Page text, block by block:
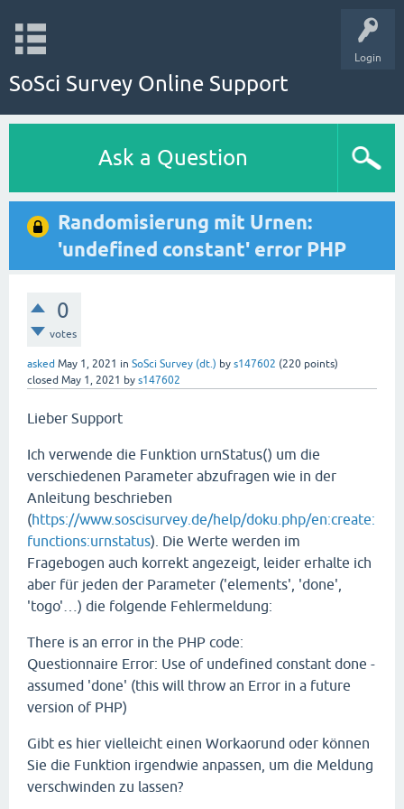
Login
SoSci Survey Online Support
Ask a Question
Randomisierung mit Urnen:
'undefined constant' error PHP
0
votes
asked May 1, 2021 in SoSci Survey (dt.) by s147602 (220 points)
closed May 1, 2021 by s147602
Lieber Support
Ich verwende die Funktion urnStatus() um die
verschiedenen Parameter abzufragen wie in der
Anleitung beschrieben
(https://www.soscisurvey.de/help/doku.php/en:create:
functions:urnstatus). Die Werte werden im
Fragebogen auch korrekt angezeigt, leider erhalte ich
aber für jeden der Parameter ('elements', 'done',
'togo'…) die folgende Fehlermeldung:
There is an error in the PHP code:
Questionnaire Error: Use of undefined constant done -
assumed 'done' (this will throw an Error in a future
version of PHP)
Gibt es hier vielleicht einen Workaorund oder können
Sie die Funktion irgendwie anpassen, um die Meldung
verschwinden zu lassen?